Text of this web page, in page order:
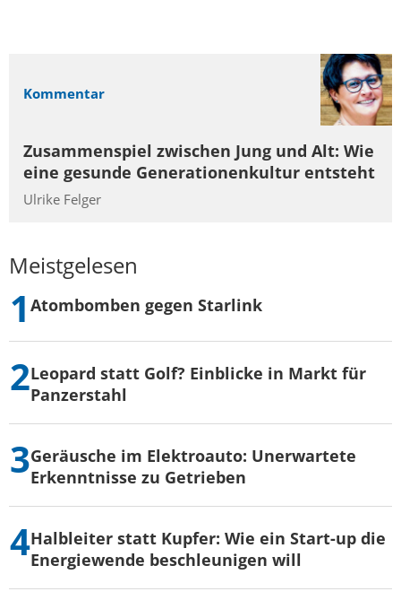
Kommentar
Zusammenspiel zwischen Jung und Alt: Wie
eine gesunde Generationenkultur entsteht
Ulrike Felger
Meistgelesen
Atombomben gegen Starlink
Leopard statt Golf? Einblicke in Markt für
Panzerstahl
Geräusche im Elektroauto: Unerwartete
Erkenntnisse zu Getrieben
Halbleiter statt Kupfer: Wie ein Start-up die
Energiewende beschleunigen will